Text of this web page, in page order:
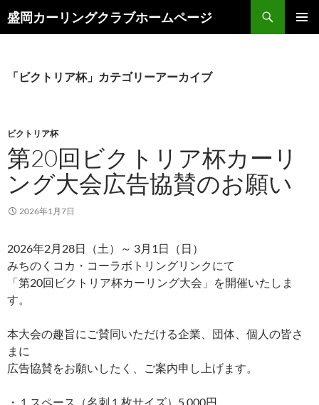
ン
キ
盛岡カーリングクラブホームページ
検
索
「ビクトリア杯」カテゴリーアーカイブ
ビクトリア杯
第20回ビクトリア杯カーリ
ング大会広告協賛のお願い
2026年1月7日
2026年2月28日（土）～ 3月1日（日）
みちのくコカ・コーラボトリングリンクにて
「第20回ビクトリア杯カーリング大会」を開催いたしま
す。
本大会の趣旨にご賛同いただける企業、団体、個人の皆さ
まに
広告協賛をお願いしたく、ご案内申し上げます。
・１スペース（名刺１枚サイズ）5,000円